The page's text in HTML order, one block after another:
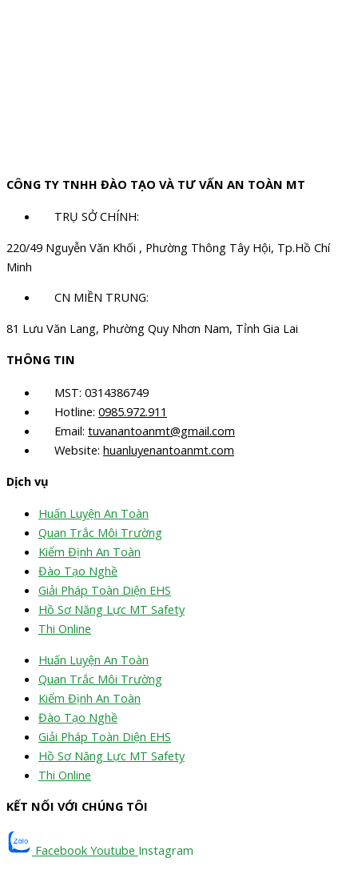
CÔNG TY TNHH ĐÀO TẠO VÀ TƯ VẤN AN TOÀN MT
TRỤ SỞ CHÍNH:
220/49 Nguyễn Văn Khối , Phường Thông Tây Hội, Tp.Hồ Chí
Minh
CN MIỀN TRUNG:
81 Lưu Văn Lang, Phường Quy Nhơn Nam, Tỉnh Gia Lai
THÔNG TIN
MST: 0314386749
Hotline: 0985.972.911
Email: tuvanantoanmt@gmail.com
Website: huanluyenantoanmt.com
Dịch vụ
Huấn Luyện An Toàn
Quan Trắc Môi Trường
Kiểm Định An Toàn
Đào Tạo Nghề
Giải Pháp Toàn Diện EHS
Hồ Sơ Năng Lực MT Safety
Thi Online
Huấn Luyện An Toàn
Quan Trắc Môi Trường
Kiểm Định An Toàn
Đào Tạo Nghề
Giải Pháp Toàn Diện EHS
Hồ Sơ Năng Lực MT Safety
Thi Online
KẾT NỐI VỚI CHÚNG TÔI
Facebook Youtube Instagram